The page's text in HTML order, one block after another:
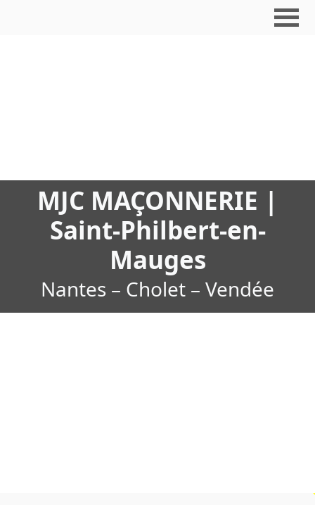
MJC MAÇONNERIE |
Saint-Philbert-en-
Mauges
Nantes – Cholet – Vendée